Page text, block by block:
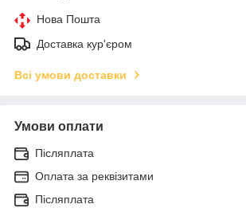
Нова Пошта
Доставка кур'єром
Всі умови доставки
Умови оплати
Післяплата
Оплата за реквізитами
Післяплата